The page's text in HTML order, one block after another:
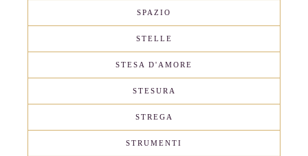
SPAZIO
STELLE
STESA D'AMORE
STESURA
STREGA
STRUMENTI